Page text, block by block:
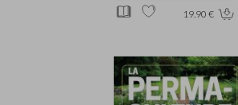
19.90 €